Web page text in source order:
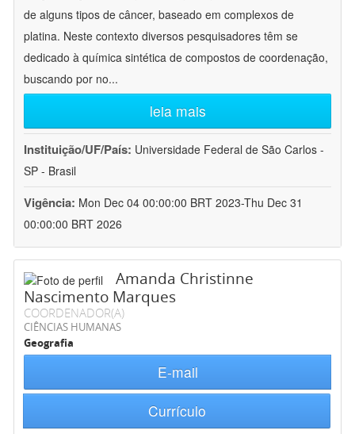
de alguns tipos de câncer, baseado em complexos de
platina. Neste contexto diversos pesquisadores têm se
dedicado à química sintética de compostos de coordenação,
buscando por no...
leia mais
Instituição/UF/País: Universidade Federal de São Carlos -
SP - Brasil
Vigência: Mon Dec 04 00:00:00 BRT 2023-Thu Dec 31
00:00:00 BRT 2026
Amanda Christinne
Nascimento Marques
COORDENADOR(A)
CIÊNCIAS HUMANAS
Geografia
E-mail
Currículo